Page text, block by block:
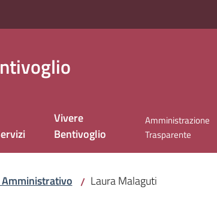
Vivere
Bentivoglio
Amministrazione
Trasparente
/ Laura Malaguti